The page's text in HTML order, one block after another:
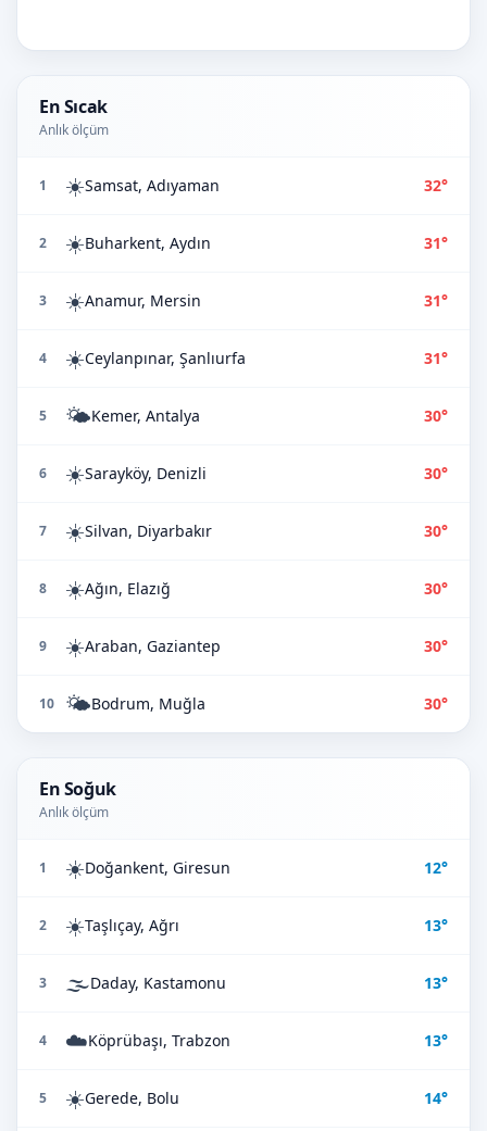
En Sıcak
Anlık ölçüm
1 ☀️Samsat, Adıyaman 32°
2 ☀️Buharkent, Aydın 31°
3 ☀️Anamur, Mersin 31°
4 ☀️Ceylanpınar, Şanlıurfa 31°
5 🌤️Kemer, Antalya 30°
6 ☀️Sarayköy, Denizli 30°
7 ☀️Silvan, Diyarbakır 30°
8 ☀️Ağın, Elazığ 30°
9 ☀️Araban, Gaziantep 30°
10 🌤️Bodrum, Muğla 30°
En Soğuk
Anlık ölçüm
1 ☀️Doğankent, Giresun 12°
2 ☀️Taşlıçay, Ağrı 13°
3 🌫️Daday, Kastamonu 13°
4 ☁️Köprübaşı, Trabzon 13°
5 ☀️Gerede, Bolu 14°